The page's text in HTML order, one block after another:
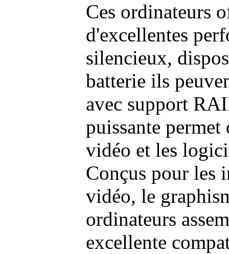
Ces ordinateurs
d'excellentes
silencieux,
batterie ils
avec support
puissante permet
vidéo et les
Conçus pour les
vidéo, le
ordinateurs
excellente